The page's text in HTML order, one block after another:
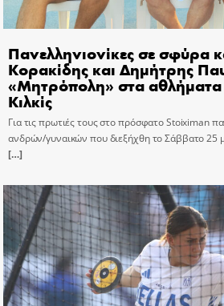
Πανελληνιονίκες σε σφύρα
Κορακίδης και Δημήτρης
«Μητρόπολη» στα
Κιλκίς
Για τις πρωτιές τους στο πρόσφατο Stoiximan
ανδρών/γυναικών που διεξήχθη το Σάββατο 25
[…]